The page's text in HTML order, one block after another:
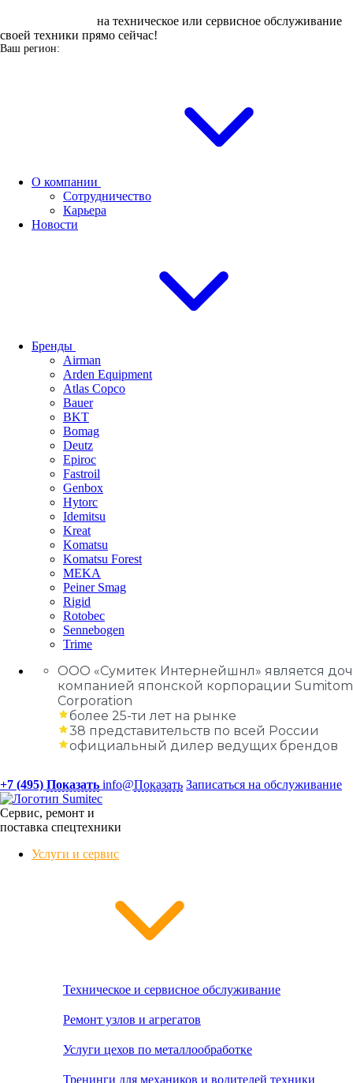
на техническое или сервисное обслуживание
своей техники прямо сейчас!
Ваш регион:
О компании
Сотрудничество
Карьера
Новости
Бренды
Airman
Arden Equipment
Atlas Сopco
Bauer
BKT
Bomag
Deutz
Epiroc
Fastroil
Genbox
Hytorc
Idemitsu
Kreat
Komatsu
Komatsu Forest
MEKA
Peiner Smag
Rigid
Rotobec
Sennebogen
Trime
ООО «Сумитек Интернейшнл» является
компанией японской корпорации
Corporation
более 25-ти лет на рынке
38 представительств по всей России
официальный дилер ведущих брендов
+7 (495) Показать info@Показать Записаться на обслуживание
Сервис, ремонт и
поставка спецтехники
Услуги и сервис
Техническое и сервисное обслуживание
Ремонт узлов и агрегатов
Услуги цехов по металлообработке
Тренинги для механиков и водителей техники